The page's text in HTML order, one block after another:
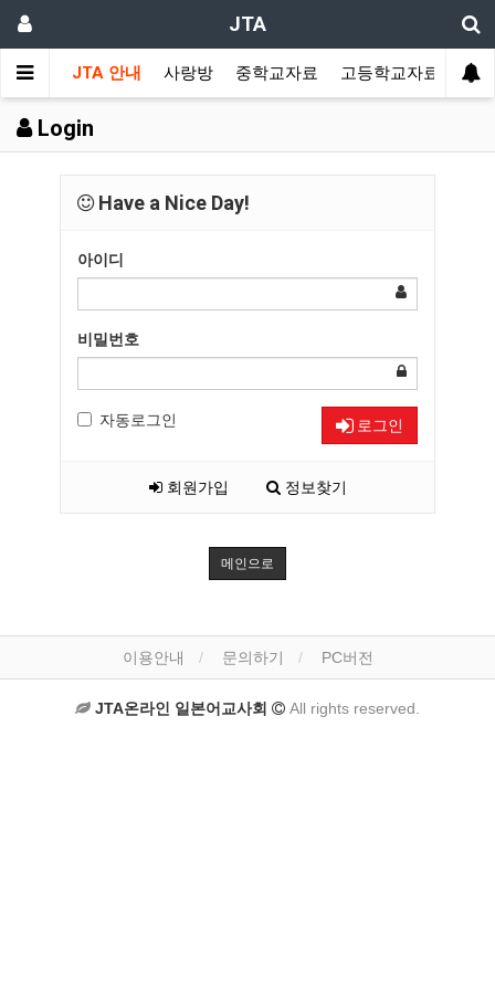
JTA
JTA 안내 사랑방 중학교자료 고등학교자료 멀
Login
Have a Nice Day!
아이디
비밀번호
자동로그인 로그인
회원가입 정보찾기
메인으로
이용안내 문의하기 PC버전
JTA온라인 일본어교사회 All rights reserved.